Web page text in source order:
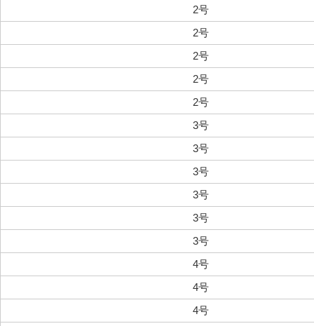
2号
2号
2号
2号
2号
3号
3号
3号
3号
3号
3号
4号
4号
4号